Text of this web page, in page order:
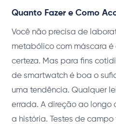
Quanto Fazer e Como
Você não precisa de
metabólico com máscara é
certeza. Mas para fins
de smartwatch é boa o
uma tendência. Qualquer
errada. A direção ao longo
a história. Testes de